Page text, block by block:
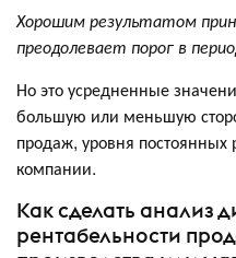
Хорошим результатом
преодолевает порог в
Но это усредненные
большую или меньшую
продаж, уровня
компании.
Как сделать анализ
рентабельности